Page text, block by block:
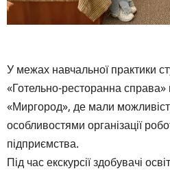
У межах навчальної практики
«Готельно-ресторанна справа»
«Миргород», де мали
особливостями організації
підприємства.
Під час екскурсії здобувачі